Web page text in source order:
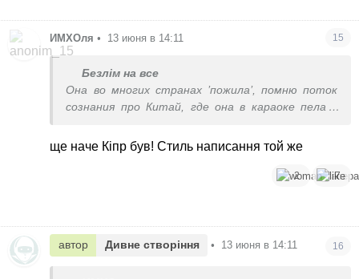
ИМХОля • 13 июня в 14:11 15
Безлім на все
Она во многих странах ’пожила’, помню поток
сознания про Китай, где она в караоке пела в
ще наче Кіпр був! Стиль написання той же
2 7
автор Дивне створіння • 13 июня в 14:11 16